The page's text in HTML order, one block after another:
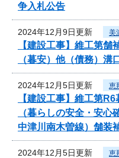
争入札公告
2024年12月9日更新 美
【建設工事】維工第舗
（暮安）他（債務）溝
2024年12月5日更新 恵
【建設工事】維工第
（暮らしの安全・安心
中津川南木曽線）舗装
2024年12月5日更新 恵